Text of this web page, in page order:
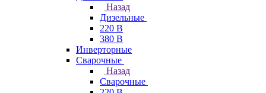
Назад
Дизельные
220 В
380 В
Инверторные
Сварочные
Назад
Сварочные